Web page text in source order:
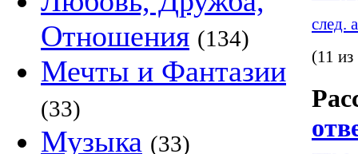
Отношения (134)
Мечты и Фантазии
(33)
Музыка (33)
след.
(11